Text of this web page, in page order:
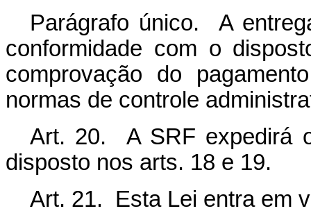
Parágrafo único. A
conformidade com o
comprovação do
normas de controle
Art. 20. A SRF expedirá
disposto nos arts. 18 e 19.
Art. 21. Esta Lei entra em